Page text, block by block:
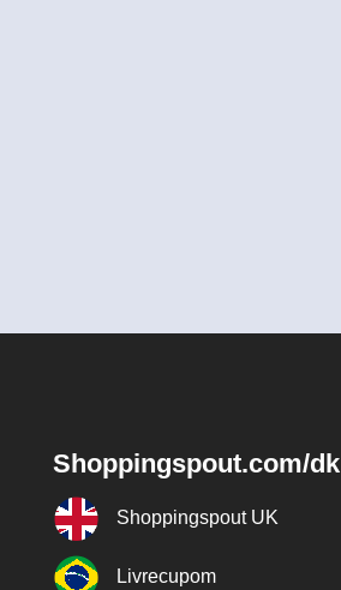
Shoppingspout.com/dk
Shoppingspout UK
Livrecupom